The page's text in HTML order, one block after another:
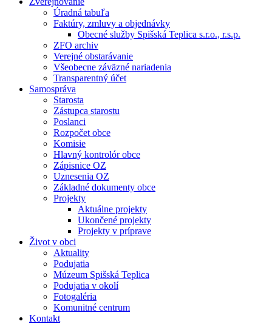
Úradná tabuľa
Faktúry, zmluvy a objednávky
Obecné služby Spišská Teplica s.r.o., r.s.p.
ZFO archiv
Verejné obstarávanie
Všeobecne záväzné nariadenia
Transparentný účet
Samospráva
Starosta
Zástupca starostu
Poslanci
Rozpočet obce
Komisie
Hlavný kontrolór obce
Zápisnice OZ
Uznesenia OZ
Základné dokumenty obce
Projekty
Aktuálne projekty
Ukončené projekty
Projekty v príprave
Život v obci
Aktuality
Podujatia
Múzeum Spišská Teplica
Podujatia v okolí
Fotogaléria
Komunitné centrum
Kontakt